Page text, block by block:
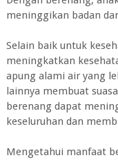
meninggikan badan
Selain baik untuk
meningkatkan
apung alami air yang
lainnya membuat
berenang dapat
keseluruhan dan
Mengetahui manfaat